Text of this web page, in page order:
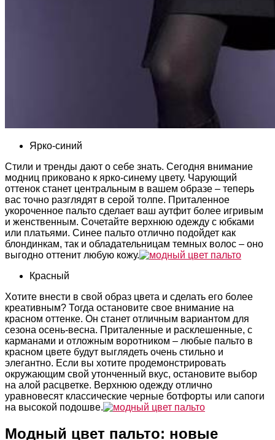
Ярко-синий
Стили и тренды дают о себе знать. Сегодня внимание
модниц приковано к ярко-синему цвету. Чарующий
оттенок станет центральным в вашем образе – теперь
вас точно разглядят в серой толпе. Приталенное
укороченное пальто сделает ваш аутфит более игривым
и женственным. Сочетайте верхнюю одежду с юбками
или платьями. Синее пальто отлично подойдет как
блондинкам, так и обладательницам темных волос – оно
выгодно оттенит любую кожу.
Красный
Хотите внести в свой образ цвета и сделать его более
креативным? Тогда остановите свое внимание на
красном оттенке. Он станет отличным вариантом для
сезона осень-весна. Приталенные и расклешенные, с
карманами и отложным воротником – любые пальто в
красном цвете будут выглядеть очень стильно и
элегантно. Если вы хотите продемонстрировать
окружающим свой утонченный вкус, остановите выбор
на алой расцветке. Верхнюю одежду отлично
уравновесят классические черные ботфорты или сапоги
на высокой подошве.
Модный цвет пальто: новые